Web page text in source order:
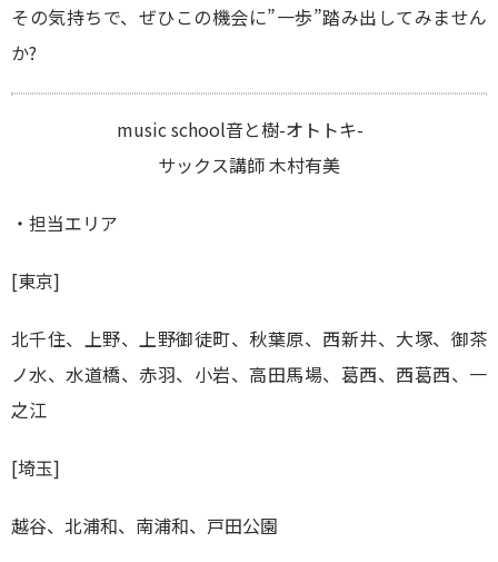
その気持ちで、ぜひこの機会に”一歩”踏み出してみません
か?
music school音と樹-オトトキ-
サックス講師 木村有美
・担当エリア
[東京]
北千住、上野、上野御徒町、秋葉原、西新井、大塚、御茶
ノ水、水道橋、赤羽、小岩、高田馬場、葛西、西葛西、一
之江
[埼玉]
越谷、北浦和、南浦和、戸田公園